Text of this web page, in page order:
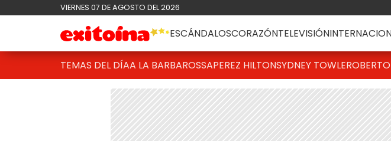
VIERNES 07 DE AGOSTO DEL 2026
ESCÁNDALOSCORAZÓNTELEVISIÓN
TEMAS DEL DÍAA LA BARBAROSSAPEREZ HILTONSYDNEY TOWLE